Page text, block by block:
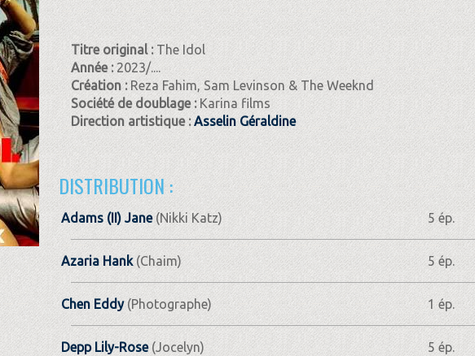
Titre original :The Idol
Année :2023/....
Création :Reza Fahim, Sam Levinson & The Weeknd
Société de doublage :Karina films
Direction artistique : Asselin Géraldine
DISTRIBUTION :
Adams (II) Jane(Nikki Katz) 5 ép.
Azaria Hank(Chaim) 5 ép.
Chen Eddy(Photographe) 1 ép.
Depp Lily-Rose(Jocelyn) 5 ép.